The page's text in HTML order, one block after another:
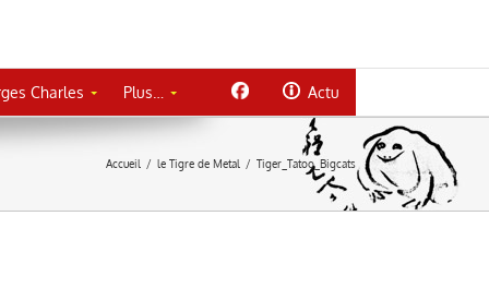
Charles Plus… Actu
Accueil / le Tigre de Metal / Tiger_Tatoo_Bigcats